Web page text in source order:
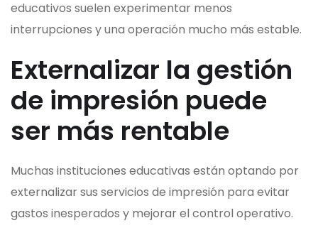
educativos suelen experimentar menos
interrupciones y una operación mucho más estable.
Externalizar la gestión
de impresión puede
ser más rentable
Muchas instituciones educativas están optando por
externalizar sus servicios de impresión para evitar
gastos inesperados y mejorar el control operativo.